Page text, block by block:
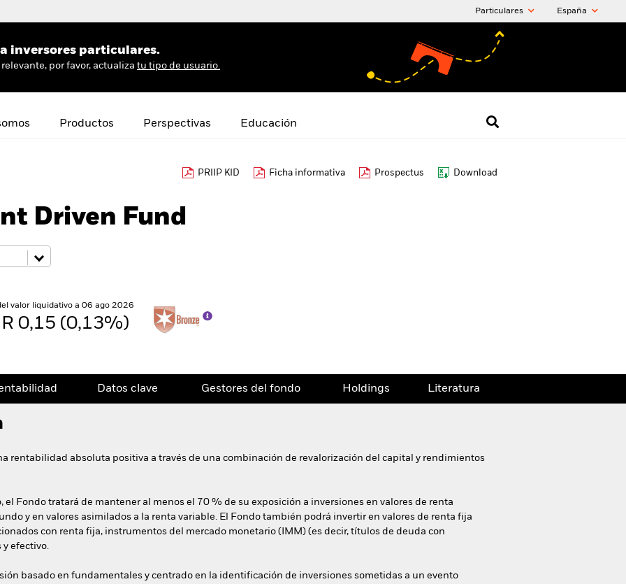
Particulares España
inversores particulares.
por favor, actualiza tu tipo de usuario.
Productos Perspectivas Educación
PRIIP KID Ficha informativa Prospectus Download
Driven Fund
valor liquidativo a 06 ago 2026
0,15 (0,13%)
Datos clave Gestores del fondo Holdings Literatura
rentabilidad absoluta positiva a través de una combinación de revalorización del capital y rendimientos
el Fondo tratará de mantener al menos el 70 % de su exposición a inversiones en valores de renta
y en valores asimilados a la renta variable. El Fondo también podrá invertir en valores de renta fija
con renta fija, instrumentos del mercado monetario (IMM) (es decir, títulos de deuda con
y efectivo.
basado en fundamentales y centrado en la identificación de inversiones sometidas a un evento